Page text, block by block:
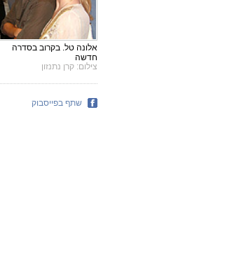
אלונה טל. בקרוב בסדרה
חדשה
צילום: קרן נתנזון
שתף בפייסבוק